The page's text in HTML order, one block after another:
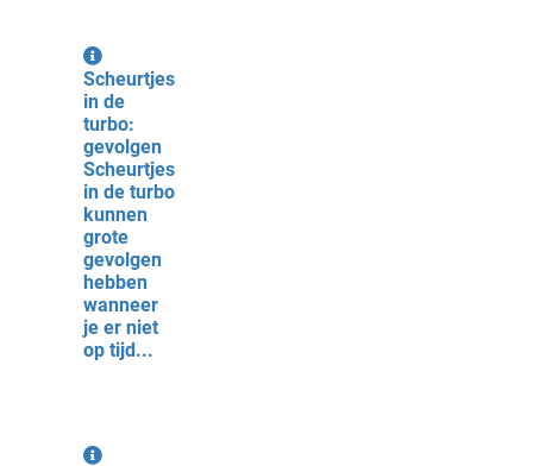
Scheurtjes
in de
turbo:
gevolgen
Scheurtjes
in de turbo
kunnen
grote
gevolgen
hebben
wanneer
je er niet
op tijd...